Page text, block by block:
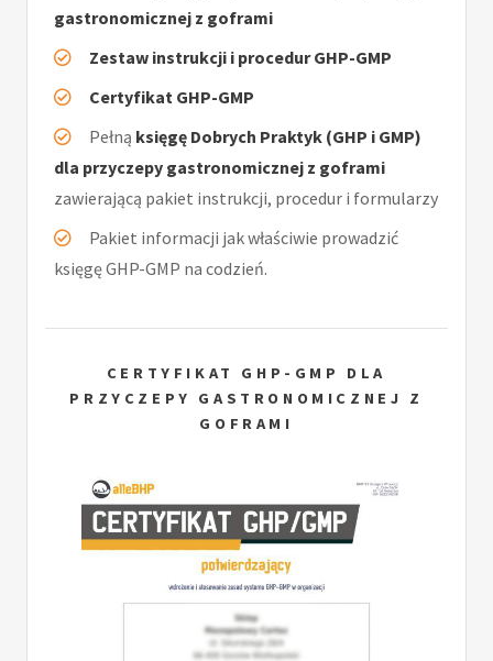
gastronomicznej z goframi
Zestaw instrukcji i procedur GHP-GMP
Certyfikat GHP-GMP
Pełną księgę Dobrych Praktyk (GHP i GMP)
dla przyczepy gastronomicznej z goframi
zawierającą pakiet instrukcji, procedur i formularzy
Pakiet informacji jak właściwie prowadzić
księgę GHP-GMP na codzień.
CERTYFIKAT GHP-GMP DLA
PRZYCZEPY GASTRONOMICZNEJ Z
GOFRAMI